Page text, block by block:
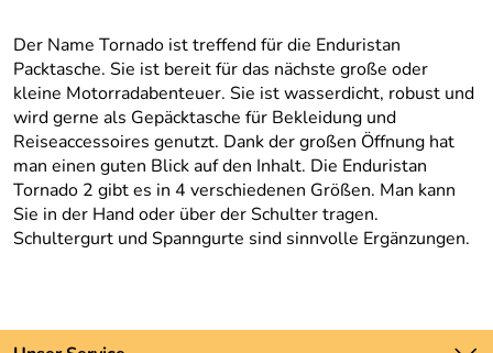
Der Name Tornado ist treffend für die Enduristan
Packtasche. Sie ist bereit für das nächste große oder
kleine Motorradabenteuer. Sie ist wasserdicht, robust und
wird gerne als Gepäcktasche für Bekleidung und
Reiseaccessoires genutzt. Dank der großen Öffnung hat
man einen guten Blick auf den Inhalt. Die Enduristan
Tornado 2 gibt es in 4 verschiedenen Größen. Man kann
Sie in der Hand oder über der Schulter tragen.
Schultergurt und Spanngurte sind sinnvolle Ergänzungen.